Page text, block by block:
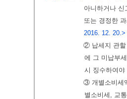
아니하거나
또는 경정한
2016. 12. 20.>
② 납세지 관
에 그 미납부
시 징수하여
③ 개별소비세
별소비세, 교